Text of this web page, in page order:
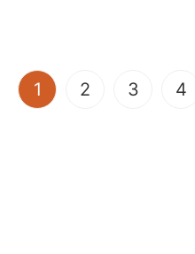
1 (current)
2 3 4